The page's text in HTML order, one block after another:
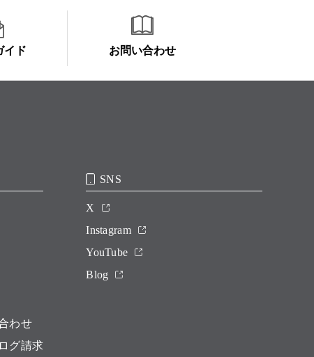
イド お問い合わせ
わせ
グ請求
SNS
X
Instagram
YouTube
Blog